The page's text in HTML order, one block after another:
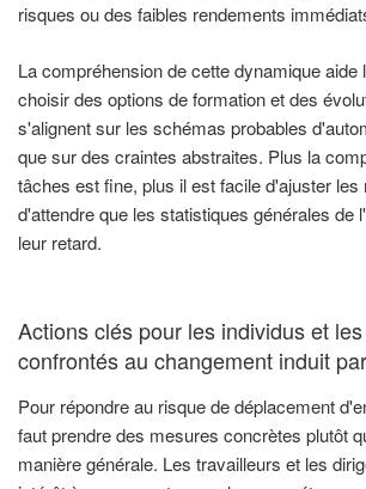
risques ou des faibles rendements
La compréhension de cette dynamique aide
choisir des options de formation et des
s'alignent sur les schémas probables
que sur des craintes abstraites. Plus la
tâches est fine, plus il est facile d'ajuster les
d'attendre que les statistiques générales de
leur retard.
Actions clés pour les individus et
confrontés au changement induit
Pour répondre au risque de déplacement
faut prendre des mesures concrètes plutôt
manière générale. Les travailleurs et les